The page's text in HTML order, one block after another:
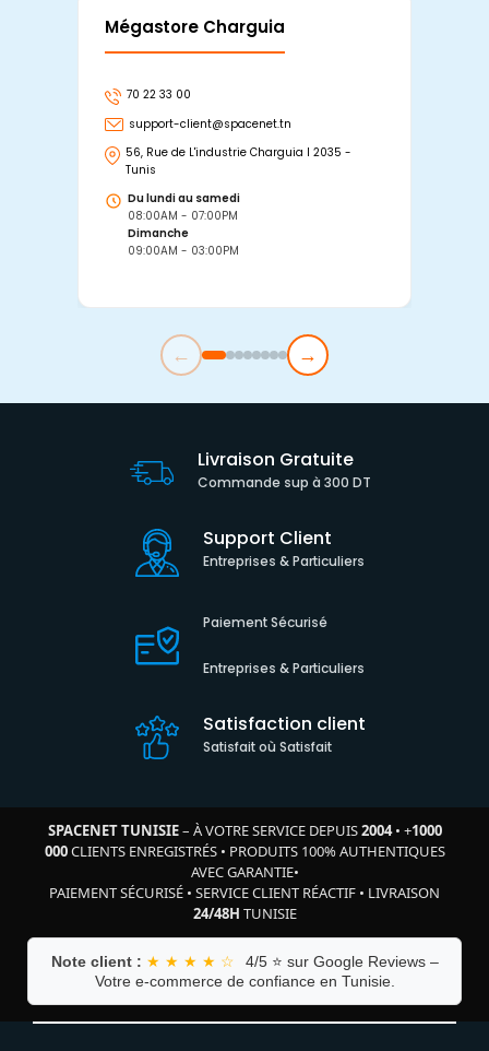
Mégastore Charguia
70 22 33 00
support-client@spacenet.tn
56, Rue de L'industrie Charguia I 2035 -
Tunis
Du lundi au samedi
08:00AM - 07:00PM
Dimanche
09:00AM - 03:00PM
← →
Livraison Gratuite
Commande sup à 300 DT
Support Client
Entreprises & Particuliers
Paiement Sécurisé
Entreprises & Particuliers
Satisfaction client
Satisfait où Satisfait
SPACENET TUNISIE– À VOTRE SERVICE DEPUIS2004• +1000
000CLIENTS ENREGISTRÉS• PRODUITS 100% AUTHENTIQUES
AVEC GARANTIE•
PAIEMENT SÉCURISÉ • SERVICE CLIENT RÉACTIF • LIVRAISON
24/48H TUNISIE
Note client : ★ ★ ★ ★ ☆
4/5 ⭐ sur Google Reviews –
Votre e-commerce de confiance en Tunisie.